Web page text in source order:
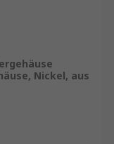
Nickel, aus